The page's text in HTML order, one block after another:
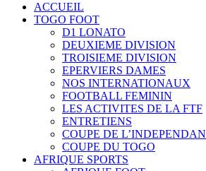
ACCUEIL
TOGO FOOT
D1 LONATO
DEUXIEME DIVISION
TROISIEME DIVISION
EPERVIERS DAMES
NOS INTERNATIONAUX
FOOTBALL FEMININ
LES ACTIVITES DE LA FTF
ENTRETIENS
COUPE DE
COUPE DU TOGO
AFRIQUE SPORTS